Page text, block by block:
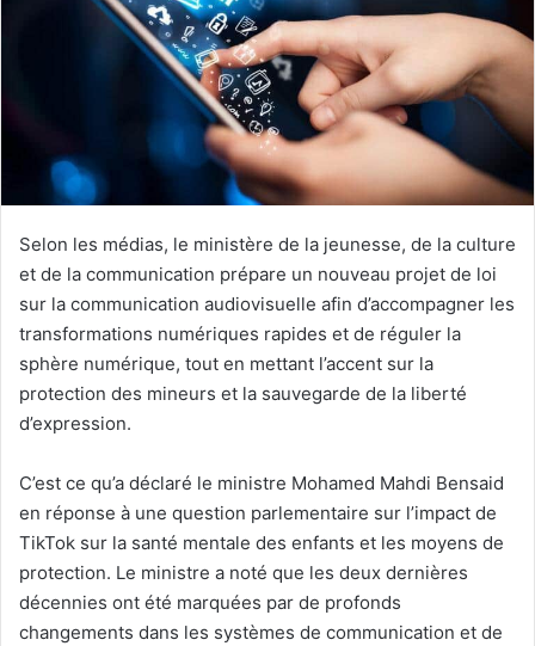
Selon les médias, le ministère de la jeunesse, de la culture
et de la communication prépare un nouveau projet de loi
sur la communication audiovisuelle afin d’accompagner les
transformations numériques rapides et de réguler la
sphère numérique, tout en mettant l’accent sur la
protection des mineurs et la sauvegarde de la liberté
d’expression.
C’est ce qu’a déclaré le ministre Mohamed Mahdi Bensaid
en réponse à une question parlementaire sur l’impact de
TikTok sur la santé mentale des enfants et les moyens de
protection. Le ministre a noté que les deux dernières
décennies ont été marquées par de profonds
changements dans les systèmes de communication et de